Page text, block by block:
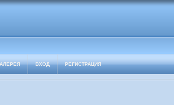
ВХОД РЕГИСТРАЦИЯ